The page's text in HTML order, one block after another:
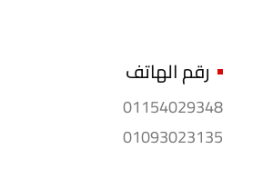
رقم الهاتف
01154029348
01093023135